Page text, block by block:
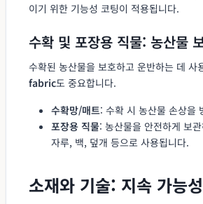
이기 위한 기능성 코팅이 적용됩니다.
수확 및 포장용 직물: 농산물
수확된 농산물을 보호하고 운반하는 데 사
fabric도 중요합니다.
수확망/매트: 수확 시 농산물 손상을
포장용 직물: 농산물을 안전하게 보
자루, 백, 덮개 등으로 사용됩니다.
소재와 기술: 지속 가능